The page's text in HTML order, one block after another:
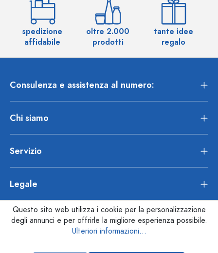
spedizione
affidabile
oltre 2.000
prodotti
tante idee
regalo
Consulenza e assistenza al numero:
Chi siamo
Servizio
Legale
Questo sito web utilizza i cookie per la personalizzazione
degli annunci e per offrirle la migliore esperienza possibile.
Ulteriori informazioni...